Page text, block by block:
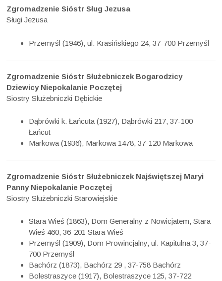
Zgromadzenie Sióstr Sług Jezusa
Sługi Jezusa
Przemyśl (1946), ul. Krasińskiego 24, 37-700 Przemyśl
Zgromadzenie Sióstr Służebniczek Bogarodzicy
Dziewicy Niepokalanie Poczętej
Siostry Służebniczki Dębickie
Dąbrówki k. Łańcuta (1927), Dąbrówki 217, 37-100
Łańcut
Markowa (1936), Markowa 1478, 37-120 Markowa
Zgromadzenie Sióstr Służebniczek Najświętszej Maryi
Panny Niepokalanie Poczętej
Siostry Służebniczki Starowiejskie
Stara Wieś (1863), Dom Generalny z Nowicjatem, Stara
Wieś 460, 36-201 Stara Wieś
Przemyśl (1909), Dom Prowincjalny, ul. Kapitulna 3, 37-
700 Przemyśl
Bachórz (1873), Bachórz 29 , 37-758 Bachórz
Bolestraszyce (1917), Bolestraszyce 125, 37-722